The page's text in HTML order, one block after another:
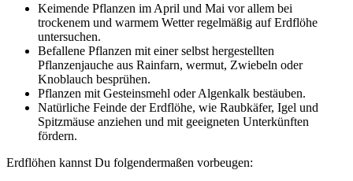
Keimende Pflanzen im April und Mai vor allem bei
trockenem und warmem Wetter regelmäßig auf Erdflöhe
untersuchen.
Befallene Pflanzen mit einer selbst hergestellten
Pflanzenjauche aus Rainfarn, wermut, Zwiebeln oder
Knoblauch besprühen.
Pflanzen mit Gesteinsmehl oder Algenkalk bestäuben.
Natürliche Feinde der Erdflöhe, wie Raubkäfer, Igel und
Spitzmäuse anziehen und mit geeigneten Unterkünften
fördern.
Erdflöhen kannst Du folgendermaßen vorbeugen: